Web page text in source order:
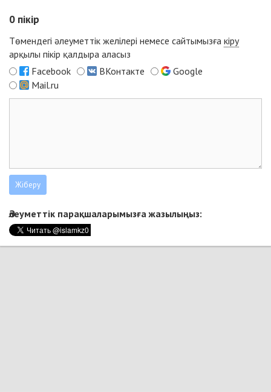
0 пікір
Төмендегі әлеуметтік желілері немесе сайтымызға кіру
арқылы пікір қалдыра аласыз
Facebook
ВКонтакте
Google
Mail.ru
Әлеуметтік парақшаларымызға жазылыңыз: